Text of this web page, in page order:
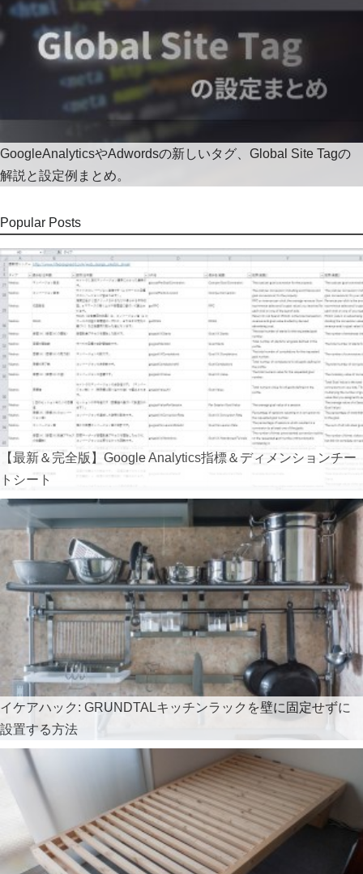
GoogleAnalyticsやAdwordsの新しいタグ、Global Site Tagの
解説と設定例まとめ。
Popular Posts
【最新＆完全版】Google Analytics指標＆ディメンションチー
トシート
イケアハック: GRUNDTALキッチンラックを壁に固定せずに
設置する方法